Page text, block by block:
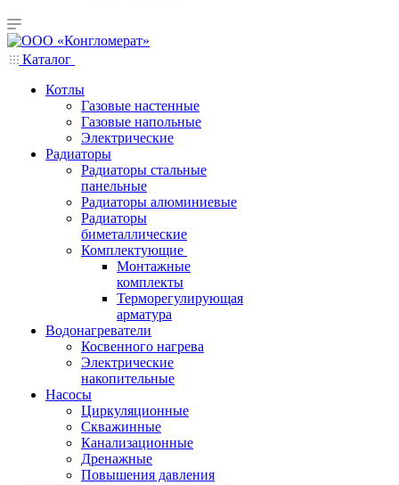
Каталог
Котлы
Газовые настенные
Газовые напольные
Электрические
Радиаторы
Радиаторы стальные
панельные
Радиаторы алюминиевые
Радиаторы
биметаллические
Комплектующие
Монтажные
комплекты
Терморегулирующая
арматура
Водонагреватели
Косвенного нагрева
Электрические
накопительные
Насосы
Циркуляционные
Скважинные
Канализационные
Дренажные
Повышения давления